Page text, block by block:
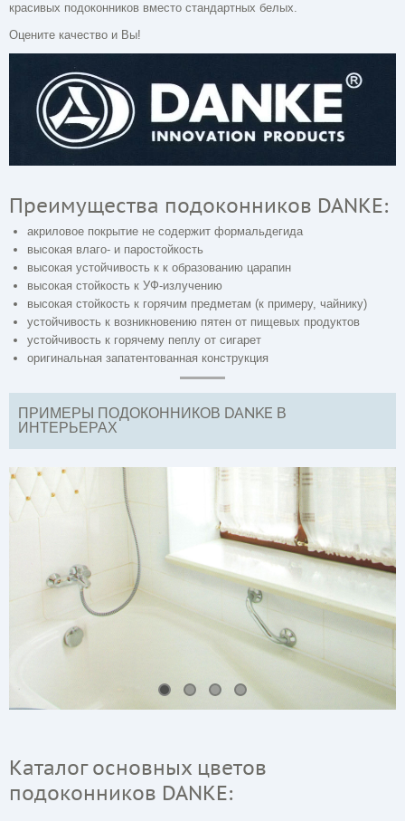
красивых подоконников вместо стандартных белых.
Оцените качество и Вы!
Преимущества подоконников DANKE:
акриловое покрытие не содержит формальдегида
высокая влаго- и паростойкость
высокая устойчивость к к образованию царапин
высокая стойкость к УФ-излучению
высокая стойкость к горячим предметам (к примеру, чайнику)
устойчивость к возникновению пятен от пищевых продуктов
устойчивость к горячему пеплу от сигарет
оригинальная запатентованная конструкция
ПРИМЕРЫ ПОДОКОННИКОВ DANKE В
ИНТЕРЬЕРАХ
Каталог основных цветов
подоконников DANKE: